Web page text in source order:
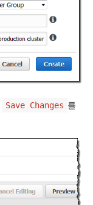
Save Changes 를